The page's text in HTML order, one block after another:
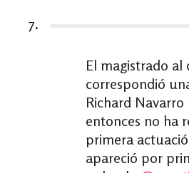
7.
El magistrado al
correspondió
Richard Navarro
entonces no ha
primera
apareció por